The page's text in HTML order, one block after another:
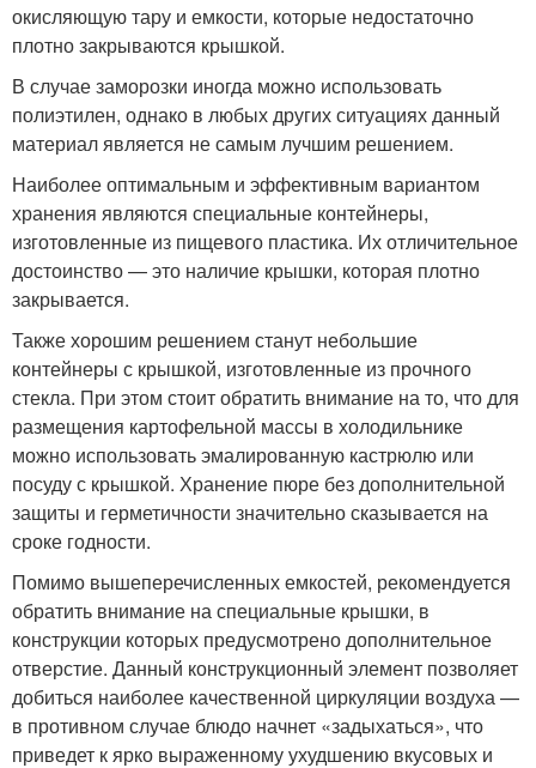
окисляющую тару и емкости, которые недостаточно
плотно закрываются крышкой.
В случае заморозки иногда можно использовать
полиэтилен, однако в любых других ситуациях данный
материал является не самым лучшим решением.
Наиболее оптимальным и эффективным вариантом
хранения являются специальные контейнеры,
изготовленные из пищевого пластика. Их отличительное
достоинство — это наличие крышки, которая плотно
закрывается.
Также хорошим решением станут небольшие
контейнеры с крышкой, изготовленные из прочного
стекла. При этом стоит обратить внимание на то, что для
размещения картофельной массы в холодильнике
можно использовать эмалированную кастрюлю или
посуду с крышкой. Хранение пюре без дополнительной
защиты и герметичности значительно сказывается на
сроке годности.
Помимо вышеперечисленных емкостей, рекомендуется
обратить внимание на специальные крышки, в
конструкции которых предусмотрено дополнительное
отверстие. Данный конструкционный элемент позволяет
добиться наиболее качественной циркуляции воздуха —
в противном случае блюдо начнет «задыхаться», что
приведет к ярко выраженному ухудшению вкусовых и